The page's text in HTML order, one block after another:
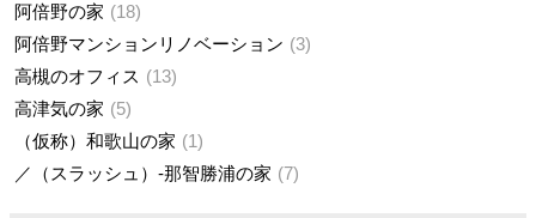
阿倍野の家
18
阿倍野マンションリノベーション
3
高槻のオフィス
13
高津気の家
5
（仮称）和歌山の家
1
／（スラッシュ）-那智勝浦の家
7